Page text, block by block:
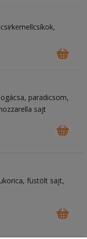
paradicsom
sajt
füstölt sajt